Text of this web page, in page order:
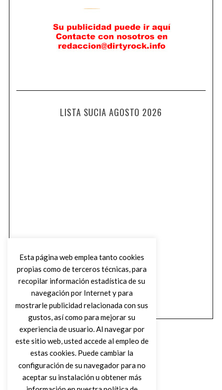
LISTA SUCIA AGOSTO 2026
Esta página web emplea tanto cookies
propias como de terceros técnicas, para
recopilar información estadística de su
navegación por Internet y para
mostrarle publicidad relacionada con sus
gustos, así como para mejorar su
experiencia de usuario. Al navegar por
este sitio web, usted accede al empleo de
estas cookies. Puede cambiar la
configuración de su navegador para no
aceptar su instalación u obtener más